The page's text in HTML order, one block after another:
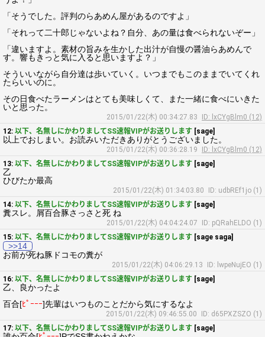
「そうでした。評判のらあめん屋があるのですよ」
「それって二十郎じゃないよね？自分、あの量は食べられないぞー」
「違いますよ。素材の旨みを生かした出汁が自慢の醤油らあめんで
す。響もきっと気に入ると思いますよ？」
そういいながら自分達は歩いていく。いつまでもこのままでいてくれ
たらいいのに。
その日食べたラーメンはとても美味しくて、また一緒に食べにいきた
いと思った。
2015/01/22(木) 00:34:27.83
ID: lxCYgBlm0 (12)
12: 以下、名無しにかわりましてSS速報VIPがお送りします [sage]
以上でおしまい。お読みいただきありがとうございました。
2015/01/22(木) 00:36:28.19
ID: lxCYgBlm0 (12)
13: 以下、名無しにかわりましてSS速報VIPがお送りします [sage]
乙
ひびたか最高
2015/01/22(木) 01:34:03.80
ID: udbREf1jo (1)
14: 以下、名無しにかわりましてSS速報VIPがお送りします [sage]
糞スレ。屑百合豚さっさと死 ね
2015/01/22(木) 04:04:24.07
ID: pQRahELDO (1)
15: 以下、名無しにかわりましてSS速報VIPがお送りします [sage saga]
>>14
お前が死ね豚ドコモの糞が
2015/01/22(木) 04:06:29.13
ID: lwpeNujEO (1)
16: 以下、名無しにかわりましてSS速報VIPがお送りします [sage]
乙、良かったよ
百合[ﾋﾟｰｰｰ]先輩はいつものことだから気にするなよ
2015/01/22(木) 09:46:55.00
ID: d65PXZSZO (1)
17: 以下、名無しにかわりましてSS速報VIPがお送りします [sage]